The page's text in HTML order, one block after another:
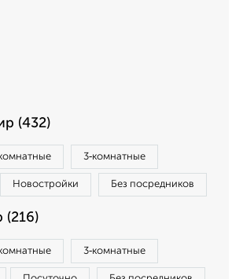
(432)
3‑комнатные
Новостройки Без посредников
(216)
3‑комнатные